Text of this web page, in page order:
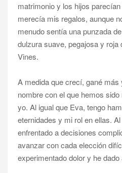
matrimonio y los hijos
merecía mis regalos, aunque
menudo sentía una punzada
dulzura suave, pegajosa y
Vines.
A medida que crecí, gané
nombre con el que hemos
yo. Al igual que Eva, tengo
eternidades y mi rol en ellas.
enfrentado a decisiones
avanzar con cada elección
experimentado dolor y he